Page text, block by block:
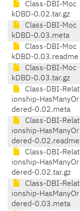
Class-DBI-Moc
kDBD-0.02.tar.gz
Class-DBI-Moc
kDBD-0.03.meta
Class-DBI-Moc
kDBD-0.03.readme
Class-DBI-Moc
kDBD-0.03.tar.gz
Class-DBI-Relat
ionship-HasManyOr
dered-0.02.meta
Class-DBI-Relat
ionship-HasManyOr
dered-0.02.readme
Class-DBI-Relat
ionship-HasManyOr
dered-0.02.tar.gz
Class-DBI-Relat
ionship-HasManyOr
dered-0.03.meta